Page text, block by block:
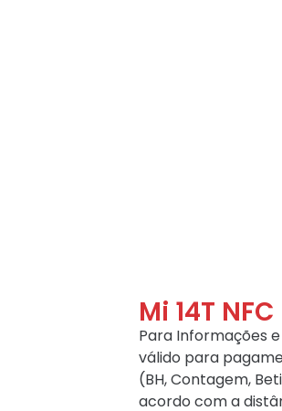
Mi 14T
Para Informações
válido para
(BH, Contagem,
acordo com a